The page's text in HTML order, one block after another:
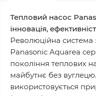
Тепловий насос
інновація,
Революційна
Panasonic Aquarea
покоління теплових
майбутнє без
використовується